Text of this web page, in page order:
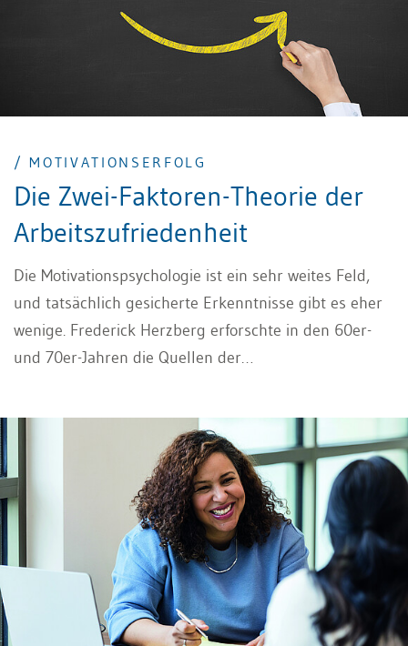
/ MOTIVATIONSERFOLG
Die Zwei-Faktoren-Theorie der
Arbeitszufriedenheit
Die Motivationspsychologie ist ein sehr weites Feld,
und tatsächlich gesicherte Erkenntnisse gibt es eher
wenige. Frederick Herzberg erforschte in den 60er-
und 70er-Jahren die Quellen der
Buchhaltern und Technikern. Dabei interessierte ihn
besonders, welche Faktoren zum Motivationserfolg
führen. In diesem Artikel geht es um die «Zwei-
Faktoren-Theorie von Herzberg».